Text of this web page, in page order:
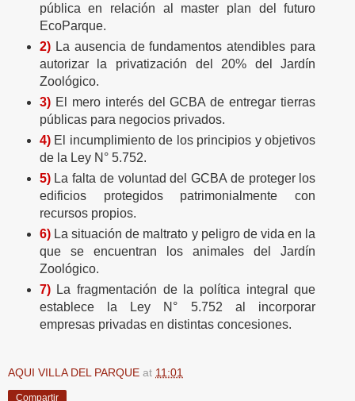
pública en relación al master plan del futuro
EcoParque.
2) La ausencia de fundamentos atendibles para
autorizar la privatización del 20% del Jardín
Zoológico.
3)El mero interés del GCBA de entregar tierras
públicas para negocios privados.
4) El incumplimiento de los principios y objetivos
de la Ley N° 5.752.
5)La falta de voluntad del GCBA de proteger los
edificios protegidos patrimonialmente con
recursos propios.
6) La situación de maltrato y peligro de vida en la
que se encuentran los animales del Jardín
Zoológico.
7)La fragmentación de la política integral que
establece la Ley N° 5.752 al incorporar
empresas privadas en distintas concesiones.
AQUI VILLA DEL PARQUE at 11:01
Compartir